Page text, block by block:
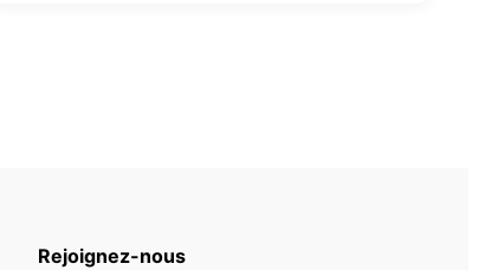
Rejoignez-nous